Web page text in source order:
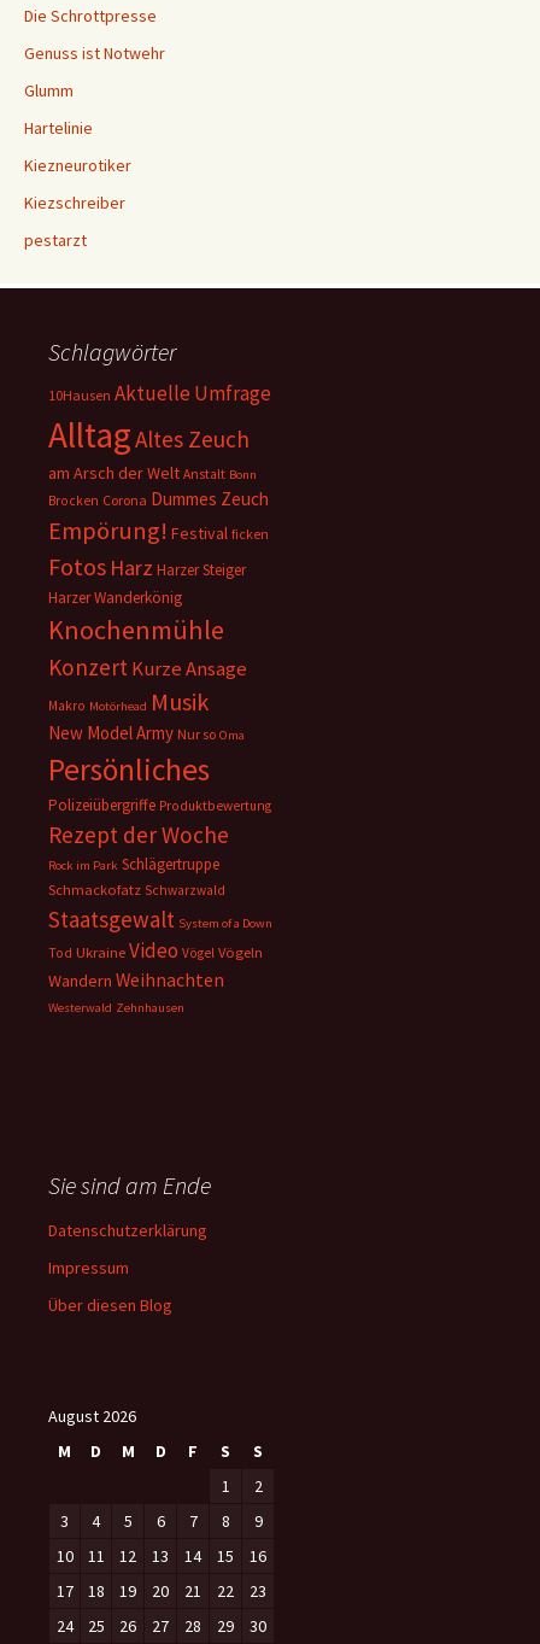
Die Schrottpresse
Genuss ist Notwehr
Glumm
Hartelinie
Kiezneurotiker
Kiezschreiber
pestarzt
Schlagwörter
10Hausen Aktuelle Umfrage
AlltagAltes Zeuch
am Arsch der Welt Anstalt Bonn
Brocken Corona Dummes Zeuch
Empörung! Festival ficken
Fotos Harz Harzer Steiger
Harzer Wanderkönig
Knochenmühle
KonzertKurze Ansage
Makro Motörhead Musik
New Model Army Nur so Oma
Persönliches
Polizeiübergriffe Produktbewertung
Rezept der Woche
Rock im Park Schlägertruppe
Schmackofatz Schwarzwald
Staatsgewalt System of a Down
Tod Ukraine Video Vögel Vögeln
Wandern Weihnachten
Westerwald Zehnhausen
Sie sind am Ende
Datenschutzerklärung
Impressum
Über diesen Blog
August 2026
M
D M D F S
S
1
2
3
4 5 6 7 8
9
10
11 12 13 14 15
16
17
18 19 20 21 22
23
24
25 26 27 28 29 30